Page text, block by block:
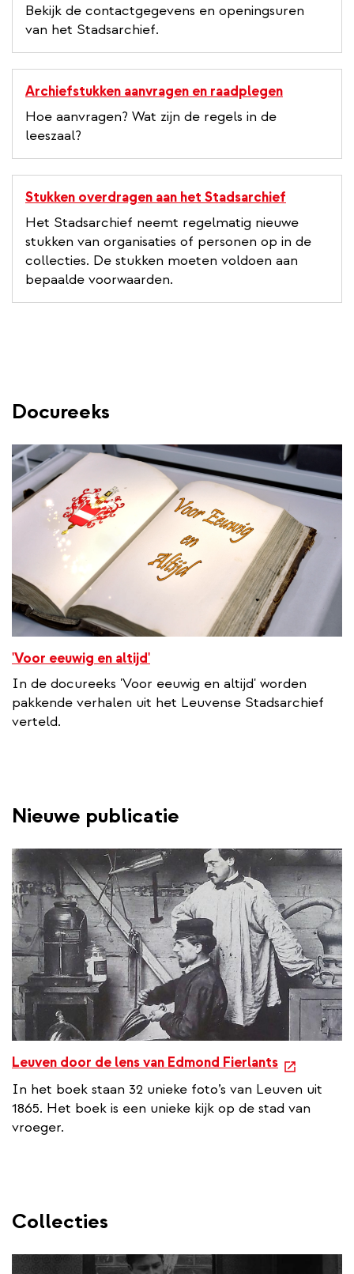
Bekijk de contactgegevens en openingsuren
van het Stadsarchief.
Archiefstukken aanvragen en raadplegen
Hoe aanvragen? Wat zijn de regels in de
leeszaal?
Stukken overdragen aan het Stadsarchief
Het Stadsarchief neemt regelmatig nieuwe
stukken van organisaties of personen op in de
collecties. De stukken moeten voldoen aan
bepaalde voorwaarden.
Docureeks
'Voor eeuwig en altijd'
In de docureeks 'Voor eeuwig en altijd' worden
pakkende verhalen uit het Leuvense Stadsarchief
verteld.
Nieuwe publicatie
Leuven door de lens van Edmond Fierlants
e
x
t
e
r
l
i
n
k
In het boek staan 32 unieke foto’s van Leuven uit
1865. Het boek is een unieke kijk op de stad van
vroeger.
Collecties